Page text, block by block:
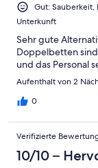
Ungenügend
Gut: Sauberkeit,
Unterkunft
Sehr gute
Doppelbetten sind
und das Personal
Aufenthalt von 2
0
Verifizierte
10/10 –